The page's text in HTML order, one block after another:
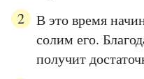
В это время
солим его.
получит